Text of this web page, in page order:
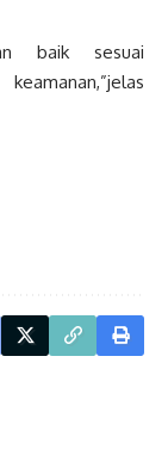
baik sesuai